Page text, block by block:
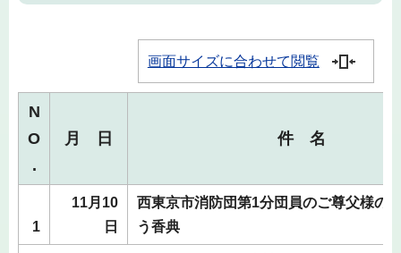
画面サイズに合わせて閲覧
N
O
.
月 日 件 名
1
11月10
日
西東京市消防団第1分団員のご尊父様の
う香典